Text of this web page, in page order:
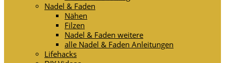
Nadel & Faden
Nähen
Filzen
Nadel & Faden weitere
alle Nadel & Faden Anleitungen
Lifehacks